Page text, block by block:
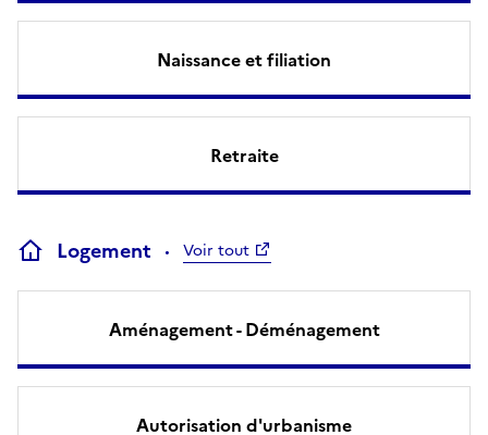
Naissance et filiation
Retraite
Logement Voir tout
Aménagement - Déménagement
Autorisation d'urbanisme